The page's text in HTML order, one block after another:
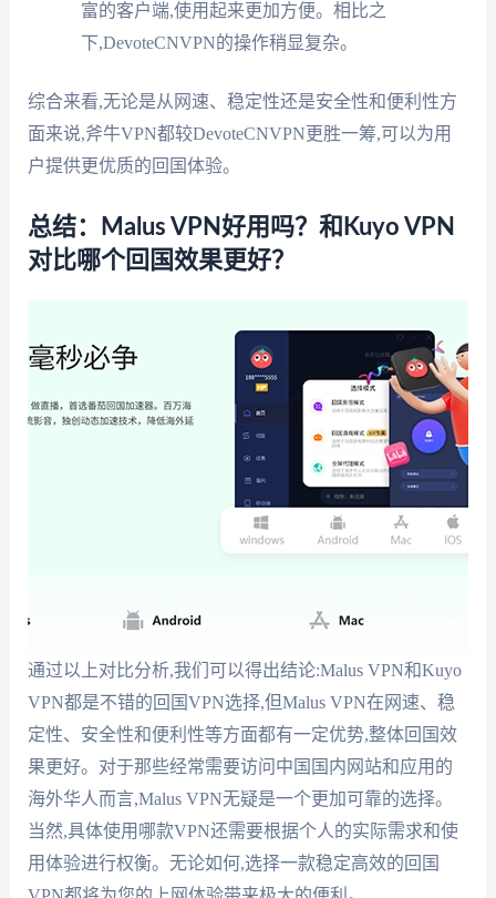
富的客户端,使用起来更加方便。相比之
下,DevoteCNVPN的操作稍显复杂。
综合来看,无论是从网速、稳定性还是安全性和便利性方
面来说,斧牛VPN都较DevoteCNVPN更胜一筹,可以为用
户提供更优质的回国体验。
总结：Malus VPN好用吗？和Kuyo VPN
对比哪个回国效果更好？
通过以上对比分析,我们可以得出结论:Malus VPN和Kuyo
VPN都是不错的回国VPN选择,但Malus VPN在网速、稳
定性、安全性和便利性等方面都有一定优势,整体回国效
果更好。对于那些经常需要访问中国国内网站和应用的
海外华人而言,Malus VPN无疑是一个更加可靠的选择。
当然,具体使用哪款VPN还需要根据个人的实际需求和使
用体验进行权衡。无论如何,选择一款稳定高效的回国